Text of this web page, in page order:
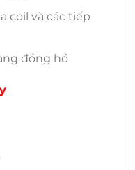
coil và các tiếp
đồng hồ